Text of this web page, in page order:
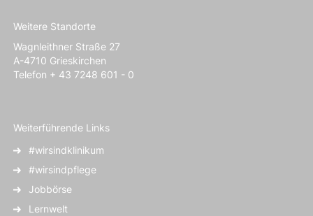
Weitere Standorte
Wagnleithner Straße 27
A-4710 Grieskirchen
Telefon + 43 7248 601 - 0
Weiterführende Links
#wirsindklinikum
#wirsindpflege
Jobbörse
Lernwelt